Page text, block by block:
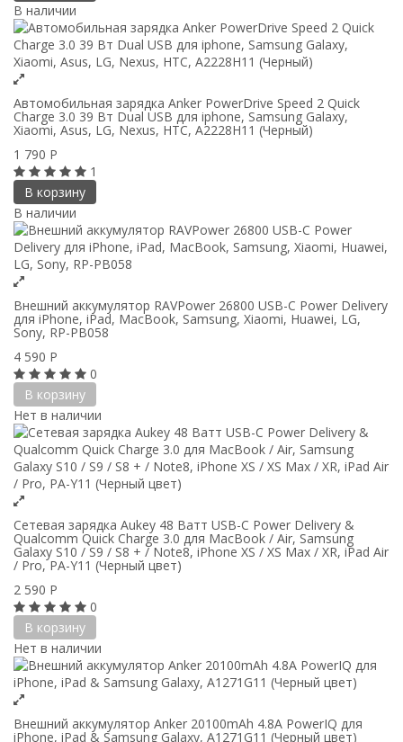
В наличии
Автомобильная зарядка Anker PowerDrive Speed 2 Quick
Charge 3.0 39 Вт Dual USB для iphone, Samsung Galaxy,
Xiaomi, Asus, LG, Nexus, HTC, A2228H11 (Черный)
1 790 Р
1
В корзину
В наличии
Внешний аккумулятор RAVPower 26800 USB-C Power Delivery
для iPhone, iPad, MacBook, Samsung, Xiaomi, Huawei, LG,
Sony, RP-PB058
4 590 Р
0
В корзину
Нет в наличии
Сетевая зарядка Aukey 48 Ватт USB-C Power Delivery &
Qualcomm Quick Charge 3.0 для MacBook / Air, Samsung
Galaxy S10 / S9 / S8 + / Note8, iPhone XS / XS Max / XR, iPad Air
/ Pro, PA-Y11 (Черный цвет)
2 590 Р
0
В корзину
Нет в наличии
Внешний аккумулятор Anker 20100mAh 4.8A PowerIQ для
iPhone, iPad & Samsung Galaxy, A1271G11 (Черный цвет)